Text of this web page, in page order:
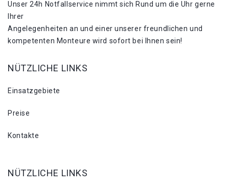
Unser 24h Notfallservice nimmt sich Rund um die Uhr gerne
Ihrer
Angelegenheiten an und einer unserer freundlichen und
kompetenten Monteure wird sofort bei Ihnen sein!
NÜTZLICHE LINKS
Einsatzgebiete
Preise
Kontakte
NÜTZLICHE LINKS